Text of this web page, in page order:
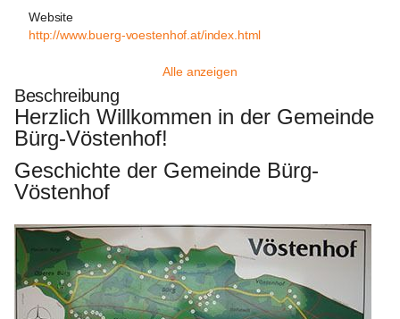
Website
http://www.buerg-voestenhof.at/index.html
Alle anzeigen
Beschreibung
Herzlich Willkommen in der Gemeinde
Bürg-Vöstenhof!
Geschichte der Gemeinde Bürg-
Vöstenhof